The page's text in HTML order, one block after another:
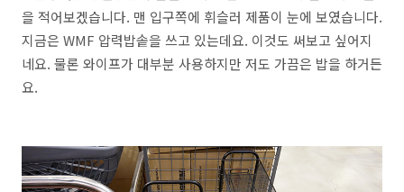
을 적어보겠습니다. 맨 입구쪽에 휘슬러 제품이 눈에 보였습니다.
지금은 WMF 압력밥솥을 쓰고 있는데요. 이것도 써보고 싶어지
네요. 물론 와이프가 대부분 사용하지만 저도 가끔은 밥을 하거든
요.